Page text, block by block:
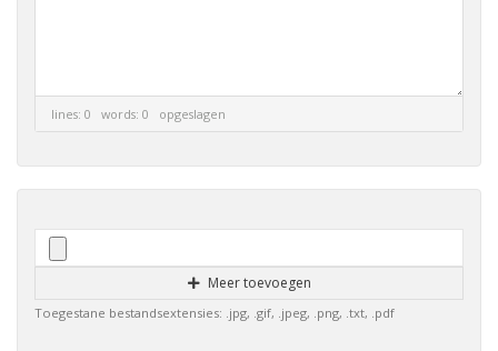
lines: 0 words: 0 opgeslagen
Meer toevoegen
Toegestane bestandsextensies: .jpg, .gif, .jpeg, .png, .txt, .pdf